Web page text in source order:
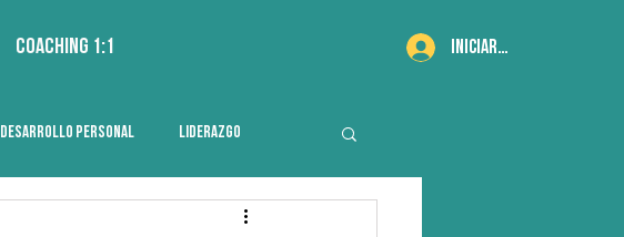
Coaching 1:1 Iniciar sesión
DESARROLLO PERSONAL LIDERAZGO